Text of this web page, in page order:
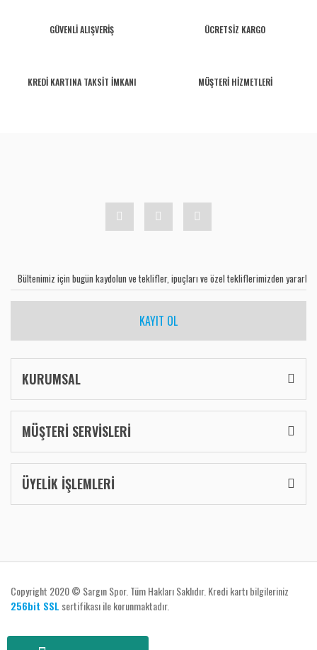
GÜVENLİ ALIŞVERİŞ ÜCRETSİZ KARGO
KREDİ KARTINA TAKSİT İMKANI MÜŞTERİ HİZMETLERİ
KAYIT OL
KURUMSAL
MÜŞTERİ SERVİSLERİ
ÜYELİK İŞLEMLERİ
Copyright 2020 © Sargın Spor. Tüm Hakları Saklıdır. Kredi kartı bilgileriniz
256bit SSL sertifikası ile korunmaktadır.